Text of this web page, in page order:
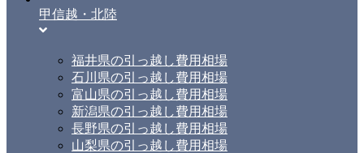
甲信越・北陸
福井県の引っ越し費用相場
石川県の引っ越し費用相場
富山県の引っ越し費用相場
新潟県の引っ越し費用相場
長野県の引っ越し費用相場
山梨県の引っ越し費用相場